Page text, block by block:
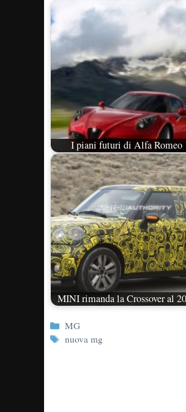
I piani futuri di Alfa Romeo
MINI rimanda la Crossover al
Categorie
MG
Tag
nuova mg